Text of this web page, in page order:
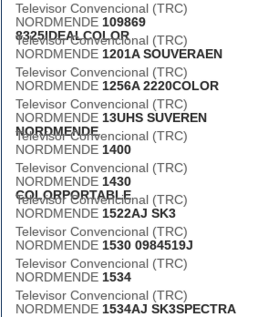
Televisor Convencional (TRC)
NORDMENDE 109869
8325IDEALCOLOR
Televisor Convencional (TRC)
NORDMENDE 1201A SOUVERAEN
Televisor Convencional (TRC)
NORDMENDE 1256A 2220COLOR
Televisor Convencional (TRC)
NORDMENDE 13UHS SUVEREN
NORDMENDE
Televisor Convencional (TRC)
NORDMENDE 1400
Televisor Convencional (TRC)
NORDMENDE 1430
COLORPORTABLE
Televisor Convencional (TRC)
NORDMENDE 1522AJ SK3
Televisor Convencional (TRC)
NORDMENDE 1530 0984519J
Televisor Convencional (TRC)
NORDMENDE 1534
Televisor Convencional (TRC)
NORDMENDE 1534AJ SK3SPECTRA